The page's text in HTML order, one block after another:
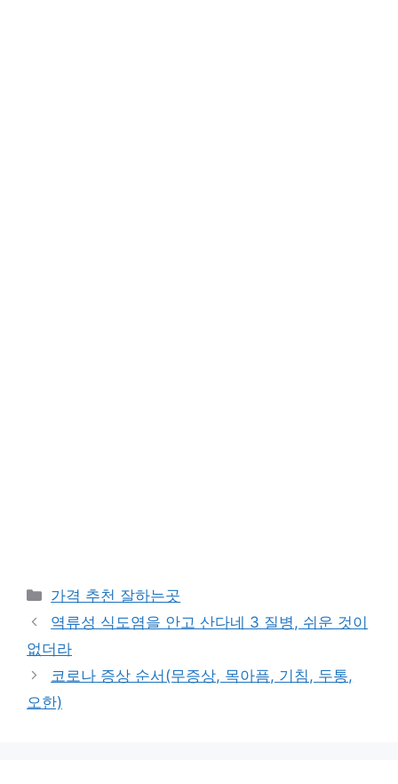
카
테
고
리
가격 추천 잘하는곳
역류성 식도염을 안고 산다네 3 질병, 쉬운 것이
없더라
코로나 증상 순서(무증상, 목아픔, 기침, 두통,
오한)